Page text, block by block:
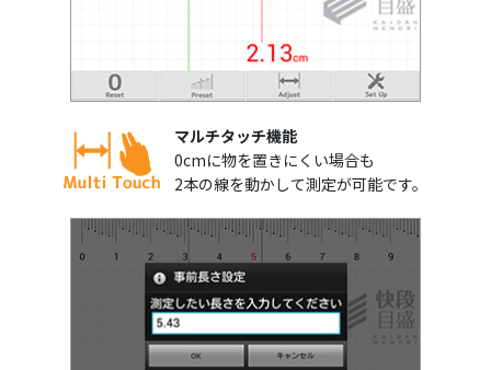
マルチタッチ機能
0cmに物を置きにくい場合も
2本の線を動かして測定が可能です。